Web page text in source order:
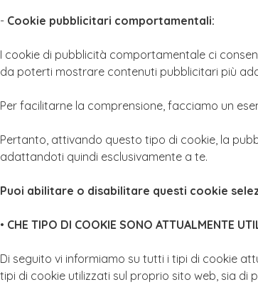
- Cookie pubblicitari comportamentali:
I cookie di pubblicità comportamentale ci
da poterti mostrare contenuti pubblicitari più
Per facilitarne la comprensione, facciamo un
Pertanto, attivando questo tipo di cookie, la
adattandoti quindi esclusivamente a te.
Puoi abilitare o disabilitare questi cookie
• CHE TIPO DI COOKIE SONO ATTUALMENTE
Di seguito vi informiamo su tutti i tipi di cookie
tipi di cookie utilizzati sul proprio sito web, sia di